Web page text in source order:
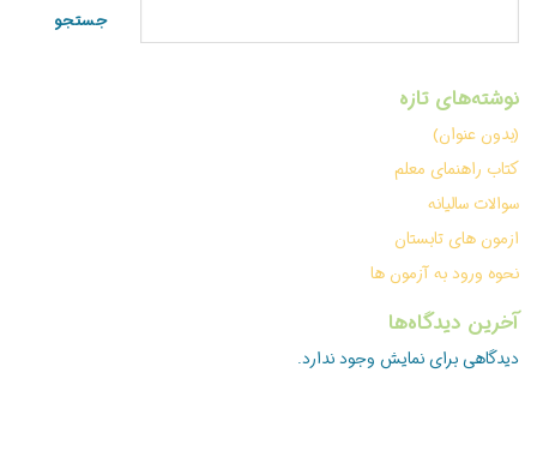
جستجو
نوشته‌های تازه
(بدون عنوان)
کتاب راهنمای معلم
سوالات سالیانه
ازمون های تابستان
نحوه ورود به آزمون ها
آخرین دیدگاه‌ها
دیدگاهی برای نمایش وجود ندارد.